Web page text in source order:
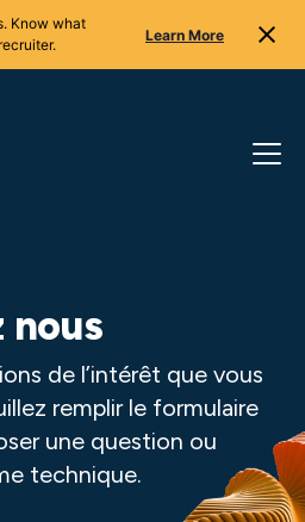
Know what
Learn More
de l’intérêt que vous
remplir le formulaire
une question ou
technique.